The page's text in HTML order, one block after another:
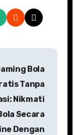
Bola
Tanpa
Nikmati
Secara
Dengan